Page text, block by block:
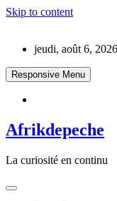
Skip to content
jeudi, août 6, 2026
Responsive Menu
Afrikdepeche
La curiosité en continu